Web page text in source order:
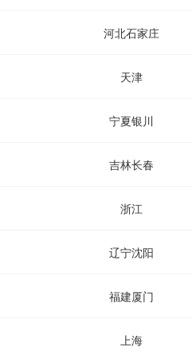
河北石家庄
天津
宁夏银川
吉林长春
浙江
辽宁沈阳
福建厦门
上海